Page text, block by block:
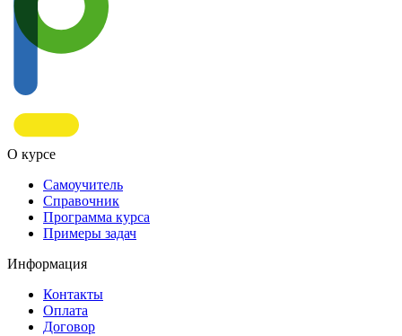
О курсе
Самоучитель
Справочник
Программа курса
Примеры задач
Информация
Контакты
Оплата
Договор